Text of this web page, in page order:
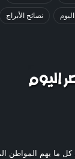
نصائح الأبراج
ما يهم المواطن